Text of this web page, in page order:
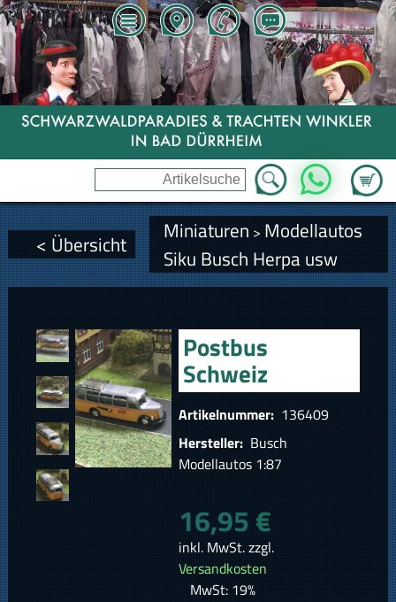
Zum
WhatsApp
< Übersicht Miniaturen > Modellautos
Siku Busch Herpa usw
Postbus
Schweiz
Artikelnummer: 136409
Hersteller: Busch
Modellautos 1:87
16,95 €
inkl. MwSt. zzgl.
Versandkosten
MwSt: 19%